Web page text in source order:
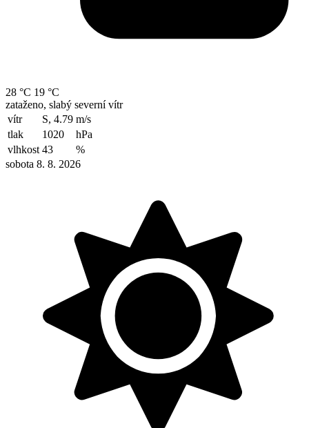
28 °C 19 °C
zataženo, slabý severní vítr
vítr
S, 4.79 m/s
tlak
1020
hPa
vlhkost 43
%
sobota 8. 8. 2026